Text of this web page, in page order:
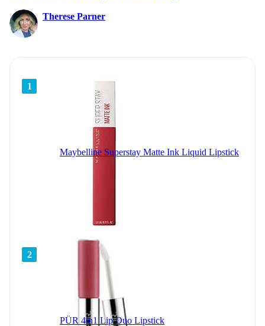
Therese Parner
1
Maybelline Superstay Matte Ink Liquid Lipstick
2
PÜR 4in1 Lip Duo Lipstick